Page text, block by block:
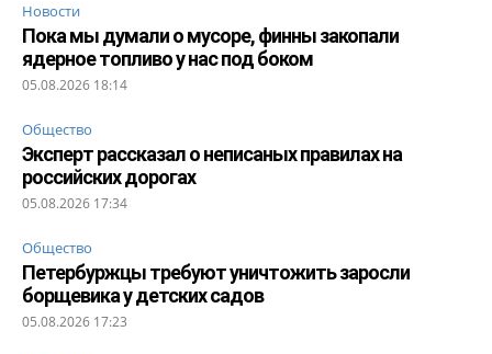
Новости
Пока мы думали о мусоре, финны закопали
ядерное топливо у нас под боком
05.08.2026 18:14
Общество
Эксперт рассказал о неписаных правилах на
российских дорогах
05.08.2026 17:34
Общество
Петербуржцы требуют уничтожить заросли
борщевика у детских садов
05.08.2026 17:23